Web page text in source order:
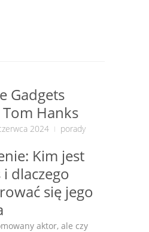
Gadgets
Hanks
2024 porady
Kim jest
dlaczego
się jego
aktor, ale czy